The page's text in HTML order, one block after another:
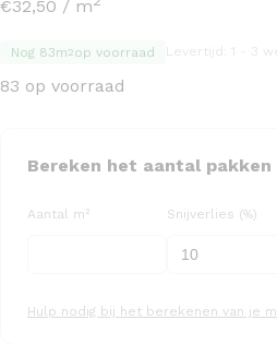
€32,50 / m
Nog 83m2op voorraad
83 op voorraad
Bereken het aantal pakken
Aantal m² Snijverlies (%)
Hulp nodig bij het berekenen van je m